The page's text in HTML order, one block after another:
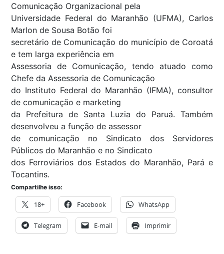
Comunicação Organizacional pela
Universidade Federal do Maranhão (UFMA), Carlos
Marlon de Sousa Botão foi
secretário de Comunicação do município de Coroatá
e tem larga experiência em
Assessoria de Comunicação, tendo atuado como
Chefe da Assessoria de Comunicação
do Instituto Federal do Maranhão (IFMA), consultor
de comunicação e marketing
da Prefeitura de Santa Luzia do Paruá. Também
desenvolveu a função de assessor
de comunicação no Sindicato dos Servidores
Públicos do Maranhão e no Sindicato
dos Ferroviários dos Estados do Maranhão, Pará e
Tocantins.
Compartilhe isso:
18+ Facebook WhatsApp
Telegram E-mail Imprimir